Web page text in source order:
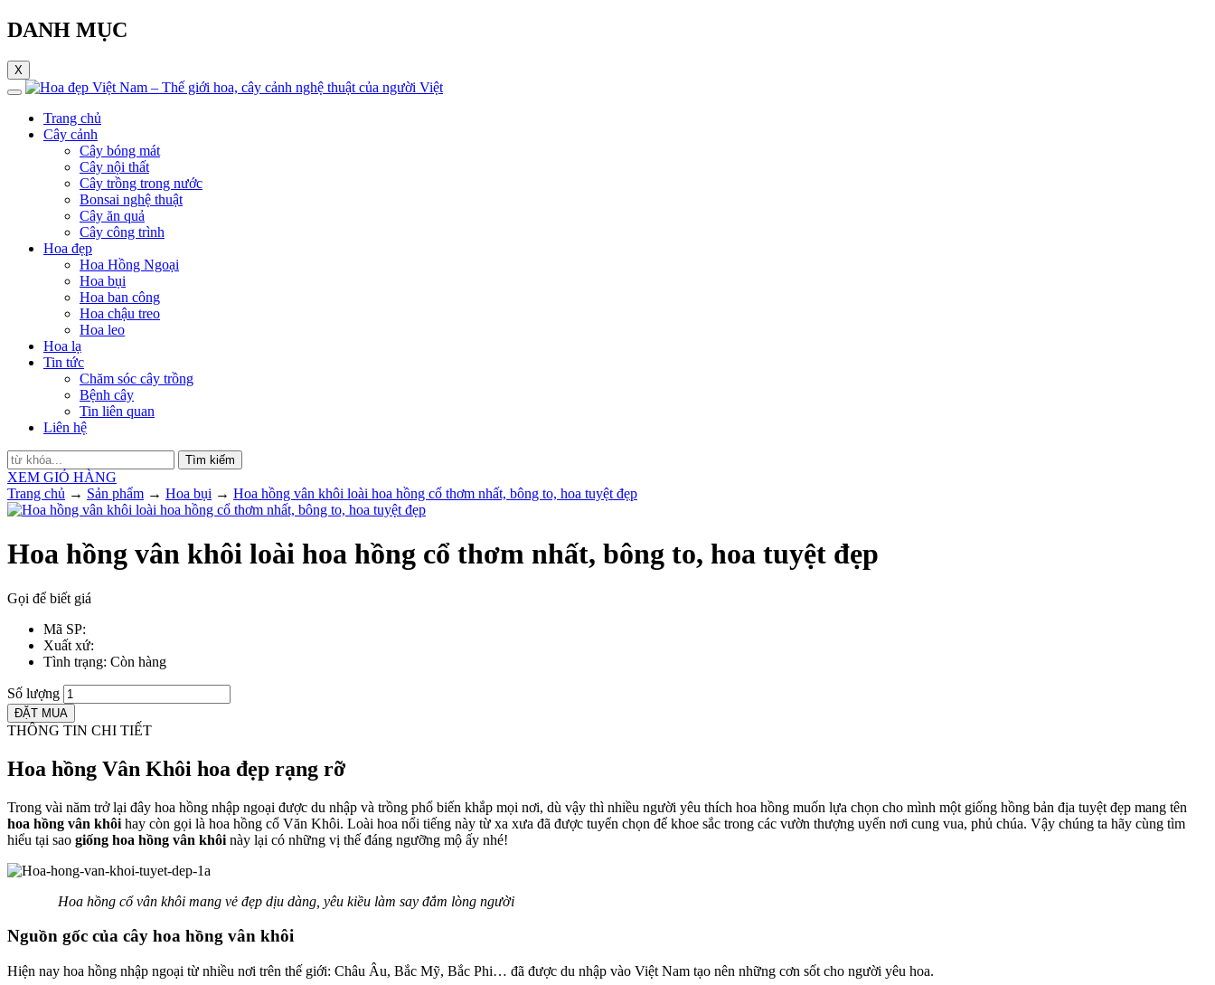
DANH MỤC
X
Trang chủ
Cây cảnh
Cây bóng mát
Cây nội thất
Cây trồng trong nước
Bonsai nghệ thuật
Cây ăn quả
Cây công trình
Hoa đẹp
Hoa Hồng Ngoại
Hoa bụi
Hoa ban công
Hoa chậu treo
Hoa leo
Hoa lạ
Tin tức
Chăm sóc cây trồng
Bệnh cây
Tin liên quan
Liên hệ
Tìm kiếm
XEM GIỎ HÀNG
Trang chủ → Sản phẩm → Hoa bụi → Hoa hồng vân khôi loài hoa hồng cổ thơm nhất, bông to, hoa tuyệt đẹp
Hoa hồng vân khôi loài hoa hồng cổ thơm nhất, bông to, hoa tuyệt đẹp
Gọi để biết giá
Mã SP:
Xuất xứ:
Tình trạng: Còn hàng
Số lượng
THÔNG TIN CHI TIẾT
Hoa hồng Vân Khôi hoa đẹp rạng rỡ
Trong vài năm trở lại đây hoa hồng nhập ngoại được du nhập và trồng phổ biến khắp mọi nơi, dù vậy thì nhiều người yêu thích hoa hồng muốn lựa chọn cho mình một giống hồng bản địa tuyệt đẹp mang tên
hoa hồng vân khôi hay còn gọi là hoa hồng cổ Văn Khôi. Loài hoa nổi tiếng này từ xa xưa đã được tuyển chọn để khoe sắc trong các vườn thượng uyển nơi cung vua, phủ chúa. Vậy chúng ta hãy cùng tìm
hiểu tại sao giống hoa hồng vân khôi này lại có những vị thế đáng ngưỡng mộ ấy nhé!
Hoa hồng cổ vân khôi mang vẻ đẹp dịu dàng, yêu kiều làm say đắm lòng người
Nguồn gốc của cây hoa hồng vân khôi
Hiện nay hoa hồng nhập ngoại từ nhiều nơi trên thế giới: Châu Âu, Bắc Mỹ, Bắc Phi… đã được du nhập vào Việt Nam tạo nên những cơn sốt cho người yêu hoa.